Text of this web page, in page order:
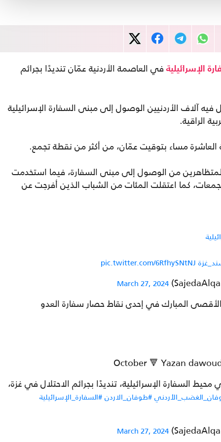
الإسرائيلية في العاصمة الأردنية عمّان تنديدًا بجرائم
فيه آلاف الأردنيين الوصول إلى مبنى السفارة الإسرائيلية
الراقية.
مساء بتوقيت عمّان، من أكثر من نقطة تجمع.
من الوصول إلى مبنى السفارة، فيما استخدمت
كما اعتقلت المئات من الشباب الذين أفرجت عن
pic.twitter.com/6RfhySNtNJ
March 27, 2024
المبارك في إحدى نقاط حصار سفارة العدو
السفارة الإسرائيلية، تنديدًا بجرائم الاحتلال في غزة،
#طوفان_الاردن #السفارة_الإسرائيلية
March 27, 2024